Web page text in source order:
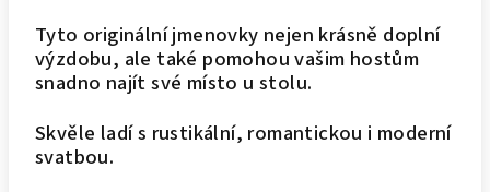
Tyto originální jmenovky nejen krásně doplní
výzdobu, ale také pomohou vašim hostům
snadno najít své místo u stolu.
Skvěle ladí s rustikální, romantickou i moderní
svatbou.